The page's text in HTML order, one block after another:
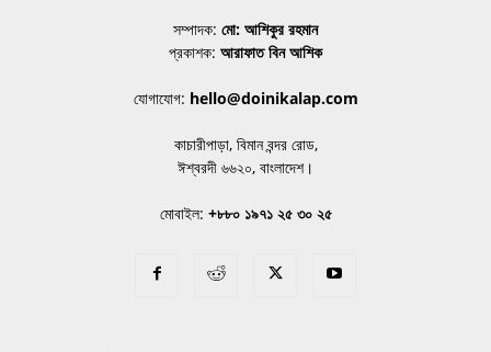
সম্পাদক: মো: আশিকুর রহমান
প্রকাশক: আরাফাত বিন আশিক
যোগাযোগ: hello@doinikalap.com
কাচারীপাড়া, বিমান বন্দর রোড,
ঈশ্বরদী ৬৬২০, বাংলাদেশ।
মোবাইল: +৮৮০ ১৯৭১ ২৫ ৩০ ২৫